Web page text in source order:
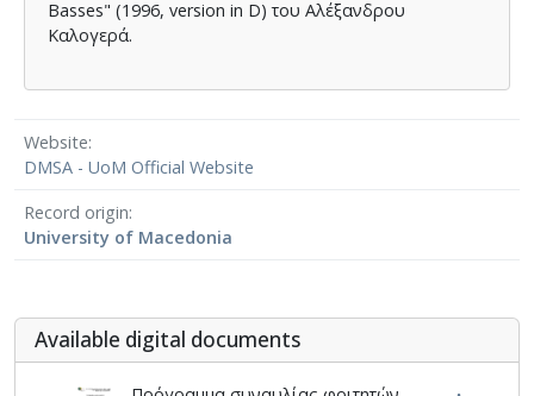
Basses" (1996, version in D) του Αλέξανδρου
Καλογερά.
Website
DMSA - UoM Official Website
Record origin
University of Macedonia
Αvailable digital documents